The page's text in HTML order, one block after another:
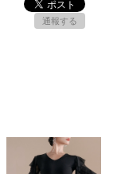
通報する